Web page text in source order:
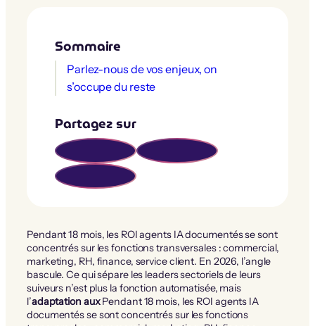
Pendant 18 mois, les ROI agents IA documentés se sont
concentrés sur les fonctions transversales : commercial,
marketing, RH, finance, service client. En 2026, l’angle
bascule. Ce qui sépare les leaders sectoriels de leurs
suiveurs n’est plus la fonction automatisée, mais
l’adaptation auxPendant 18 mois, les ROI agents IA
documentés se sont concentrés sur les fonctions
Sommaire
Parlez-nous de vos enjeux, on
s’occupe du reste
Partagez sur